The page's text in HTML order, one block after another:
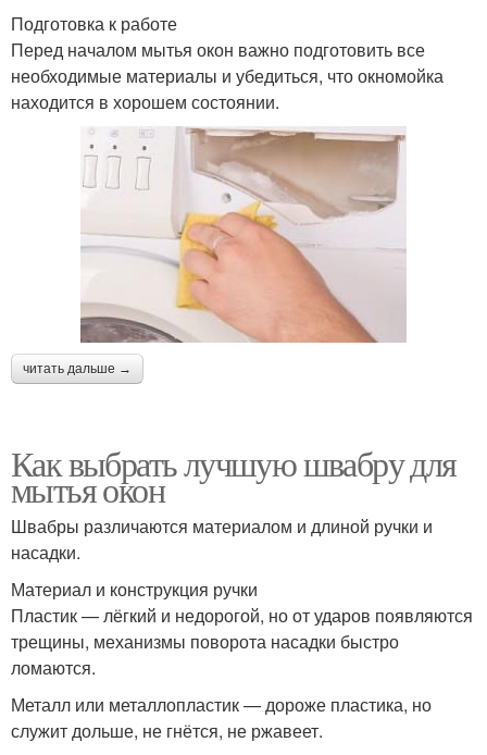
Подготовка к работе
Перед началом мытья окон важно подготовить все
необходимые материалы и убедиться, что окномойка
находится в хорошем состоянии.
читать дальше →
Как выбрать лучшую швабру для
мытья окон
Швабры различаются материалом и длиной ручки и
насадки.
Материал и конструкция ручки
Пластик — лёгкий и недорогой, но от ударов появляются
трещины, механизмы поворота насадки быстро
ломаются.
Металл или металлопластик — дороже пластика, но
служит дольше, не гнётся, не ржавеет.